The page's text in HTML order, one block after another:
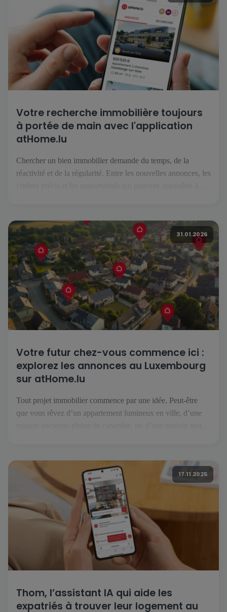
Votre recherche immobilière toujours
à portée de main avec l'application
atHome.lu
Chercher un bien immobilier demande du temps, de la
réactivité et de la régularité. Entre les nouvelles annonces, les
l’application atHome.lu. Une recherche simplifiée au
quotidien […]
31.01.2026
Votre futur chez-vous commence ici :
explorez les annonces au Luxembourg
sur atHome.lu
Tout projet immobilier commence par une idée. Peut-être
que vous rêvez d’un appartement lumineux en ville, d’une
mode de vie. C’est là […]
17.11.2025
Thom, l’assistant IA qui aide les
expatriés à trouver leur logement au